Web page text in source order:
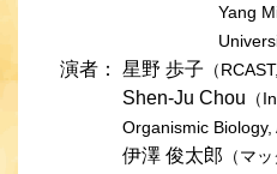
Yang
演者： 星野 歩子 （
Shen-Ju Chou （
Organismic Biology,
伊澤 俊太郎 （マ